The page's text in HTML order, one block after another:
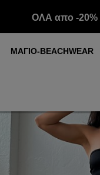
ΟΛΑ απο -20%
ΜΑΓΙΟ-BEACHWEAR